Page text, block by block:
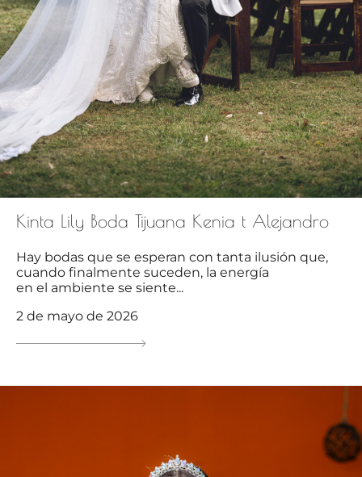
Kinta Lily Boda Tijuana Kenia t Alejandro
Hay bodas que se esperan con tanta ilusión que,
cuando finalmente suceden, la energía
en el ambiente se siente...
2 de mayo de 2026